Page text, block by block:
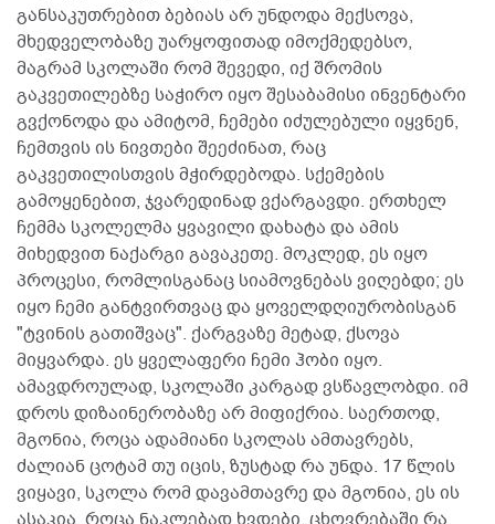
განსაკუთრებით ბებიას არ უნდოდა მექსოვა,
მხედველობაზე უარყოფითად იმოქმედებსო,
მაგრამ სკოლაში რომ შევედი, იქ შრომის
გაკვეთილებზე საჭირო იყო შესაბამისი ინვენტარი
გვქონოდა და ამიტომ, ჩემები იძულებული იყვნენ,
ჩემთვის ის ნივთები შეეძინათ, რაც
გაკვეთილისთვის მჭირდებოდა. სქემების
გამოყენებით, ჯვარედინად ვქარგავდი. ერთხელ
ჩემმა სკოლელმა ყვავილი დახატა და ამის
მიხედვით ნაქარგი გავაკეთე. მოკლედ, ეს იყო
პროცესი, რომლისგანაც სიამოვნებას ვიღებდი; ეს
იყო ჩემი განტვირთვაც და ყოველდღიურობისგან
"ტვინის გათიშვაც". ქარგვაზე მეტად, ქსოვა
მიყვარდა. ეს ყველაფერი ჩემი ჰობი იყო.
ამავდროულად, სკოლაში კარგად ვსწავლობდი. იმ
დროს დიზაინერობაზე არ მიფიქრია. საერთოდ,
მგონია, როცა ადამიანი სკოლას ამთავრებს,
ძალიან ცოტამ თუ იცის, ზუსტად რა უნდა. 17 წლის
ვიყავი, სკოლა რომ დავამთავრე და მგონია, ეს ის